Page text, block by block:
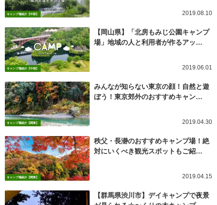
キャンプ場紹介【中部】 2019.08.10
キャンプ場紹介【中国】
【岡山県】「北房もみじ公園キャンプ
場」地域の人と利用者が作るアッ…
2019.06.01
キャンプ場紹介【関東】
みんなが知らない東京の顔！自然と遊
ぼう！東京郊外のおすすめキャン…
2019.04.30
キャンプ場紹介【関東】
秩父・長瀞のおすすめキャンプ場！絶
対にいくべき観光スポットもご紹…
2019.04.15
【群馬県渋川市】デイキャンプで夜景